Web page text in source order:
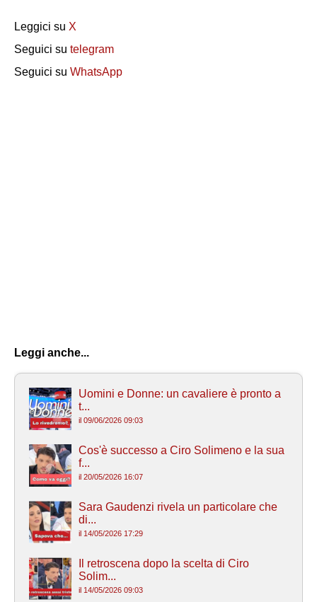
Leggici su X
Seguici su telegram
Seguici su WhatsApp
Leggi anche...
Uomini e Donne: un cavaliere è pronto a
t...
il 09/06/2026 09:03
Cos'è successo a Ciro Solimeno e la sua
f...
il 20/05/2026 16:07
Sara Gaudenzi rivela un particolare che
di...
il 14/05/2026 17:29
Il retroscena dopo la scelta di Ciro
Solim...
il 14/05/2026 09:03